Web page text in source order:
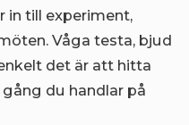
in till experiment,
Våga testa, bjud
det är att hitta
du handlar på